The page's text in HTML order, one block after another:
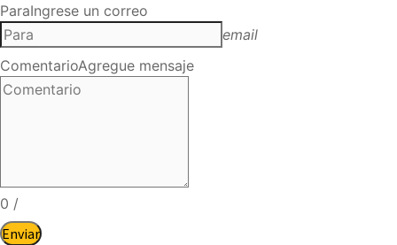
ParaIngrese un correo
email
ComentarioAgregue mensaje
0 /
Enviar